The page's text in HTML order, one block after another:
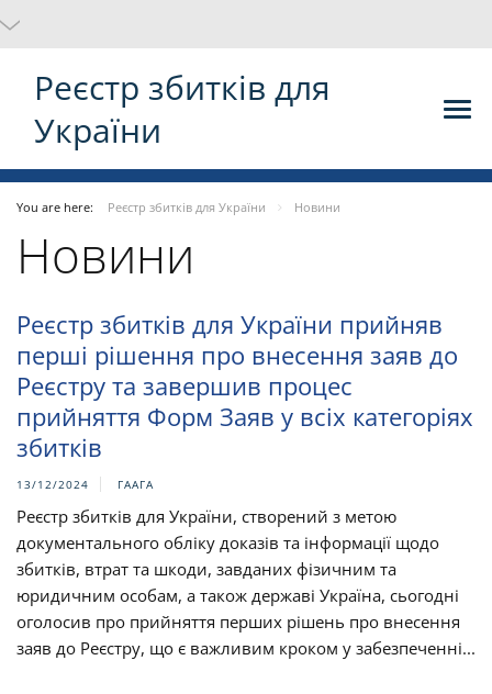
Реєстр збитків для
України
You are here: Реєстр збитків для України Новини
Новини
Реєстр збитків для України прийняв
перші рішення про внесення заяв до
Реєстру та завершив процес
прийняття Форм Заяв у всіх категоріях
збитків
13/12/2024 ГААГА
Реєстр збитків для України, створений з метою
документального обліку доказів та інформації щодо
збитків, втрат та шкоди, завданих фізичним та
юридичним особам, а також державі Україна, сьогодні
оголосив про прийняття перших рішень про внесення
заяв до Реєстру, що є важливим кроком у забезпеченні...